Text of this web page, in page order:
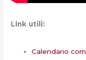
Link utili:
Calendario